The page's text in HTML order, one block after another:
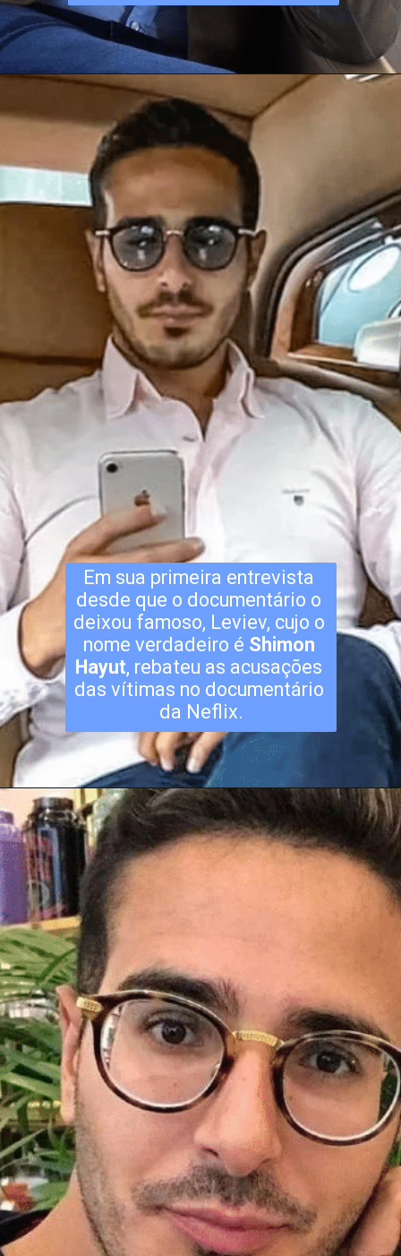
Em sua primeira entrevista
desde que o documentário o
deixou famoso, Leviev, cujo o
nome verdadeiro é Shimon
Hayut, rebateu as acusações
das vítimas no documentário
da Neflix.